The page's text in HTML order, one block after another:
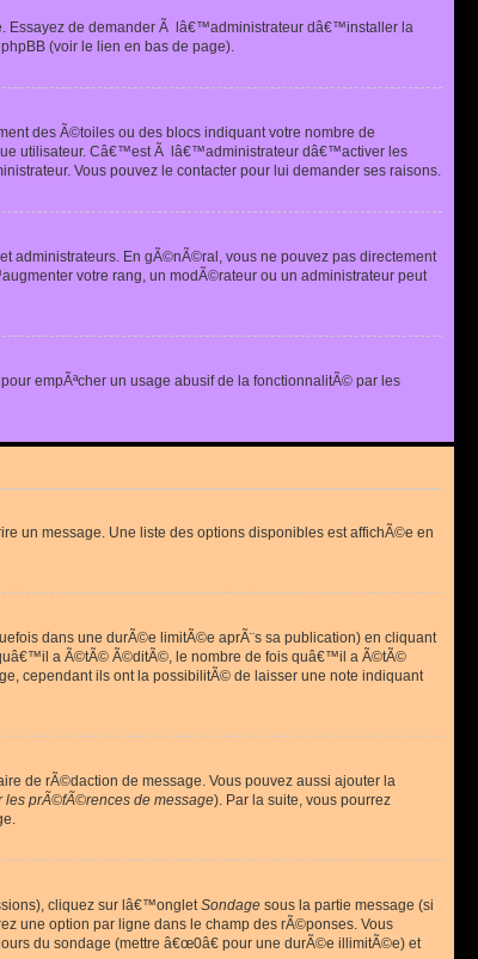
Essayez de demander Ã lâ€™administrateur dâ€™installer la
(voir le lien en bas de page).
des Ã©toiles ou des blocs indiquant votre nombre de
utilisateur. Câ€™est Ã lâ€™administrateur dâ€™activer les
Vous pouvez le contacter pour lui demander ses raisons.
administrateurs. En gÃ©nÃ©ral, vous ne pouvez pas directement
votre rang, un modÃ©rateur ou un administrateur peut
empÃªcher un usage abusif de la fonctionnalitÃ© par les
un message. Une liste des options disponibles est affichÃ©e en
dans une durÃ©e limitÃ©e aprÃ¨s sa publication) en cliquant
a Ã©tÃ© Ã©ditÃ©, le nombre de fois quâ€™il a Ã©tÃ©
cependant ils ont la possibilitÃ© de laisser une note indiquant
de rÃ©daction de message. Vous pouvez aussi ajouter la
les prÃ©fÃ©rences de message). Par la suite, vous pourrez
cliquez sur lâ€™ongletSondage sous la partie message (si
une option par ligne dans le champ des rÃ©ponses. Vous
du sondage (mettre â€œ0â€ pour une durÃ©e illimitÃ©e) et